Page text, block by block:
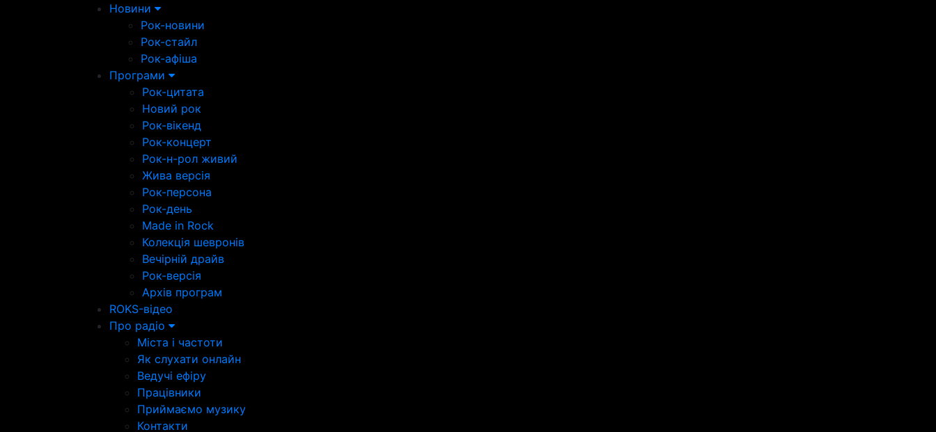
Новини
Рок-новини
Рок-стайл
Рок-афіша
Програми
Рок-цитата
Новий рок
Рок-вікенд
Рок-концерт
Рок-н-рол живий
Жива версія
Рок-персона
Рок-день
Made in Rock
Колекція шевронів
Вечірній драйв
Рок-версія
Архів програм
ROKS-відео
Про радіо
Міста і частоти
Як слухати онлайн
Ведучі ефіру
Працівники
Приймаємо музику
Контакти